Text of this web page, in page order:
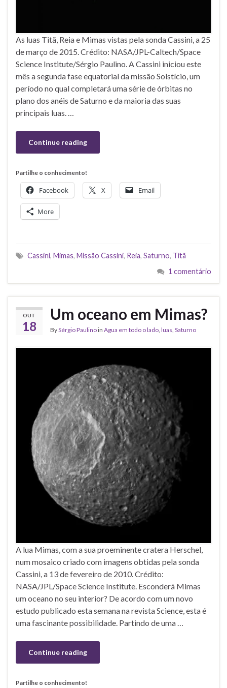
As luas Titã, Reia e Mimas vistas pela sonda Cassini, a 25
de março de 2015. Crédito: NASA/JPL-Caltech/Space
Science Institute/Sérgio Paulino. A Cassini iniciou este
mês a segunda fase equatorial da missão Solstício, um
período no qual completará uma série de órbitas no
plano dos anéis de Saturno e da maioria das suas
principais luas. …
Continue reading
Partilhe o conhecimento!
Facebook X Email
More
Cassini, Mimas, Missão Cassini, Reia, Saturno, Titã
1 comentário
OUT
18
Um oceano em Mimas?
BySérgio Paulinoin Agua em todo o lado luas Saturno
A lua Mimas, com a sua proeminente cratera Herschel,
num mosaico criado com imagens obtidas pela sonda
Cassini, a 13 de fevereiro de 2010. Crédito:
NASA/JPL/Space Science Institute. Esconderá Mimas
um oceano no seu interior? De acordo com um novo
estudo publicado esta semana na revista Science, esta é
uma fascinante possibilidade. Partindo de uma …
Continue reading
Partilhe o conhecimento!